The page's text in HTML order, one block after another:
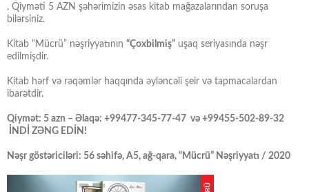
. Qiyməti 5 AZN şəhərimizin əsas kitab mağazalarından soruşa
bilərsiniz.
Kitab “Mücrü” nəşriyyatının “Çoxbilmiş” uşaq seriyasında nəşr
edilmişdir.
Kitab hərf və rəqəmlər haqqında əyləncəli şeir və tapmacalardan
ibarətdir.
Qiymət: 5 azn – Əlaqə: +99477-345-77-47 və +99455-502-89-32
İNDİ ZƏNG EDİN!
Nəşr göstəriciləri: 56 səhifə, A5, ağ-qara, “Mücrü” Nəşriyyatı / 2020